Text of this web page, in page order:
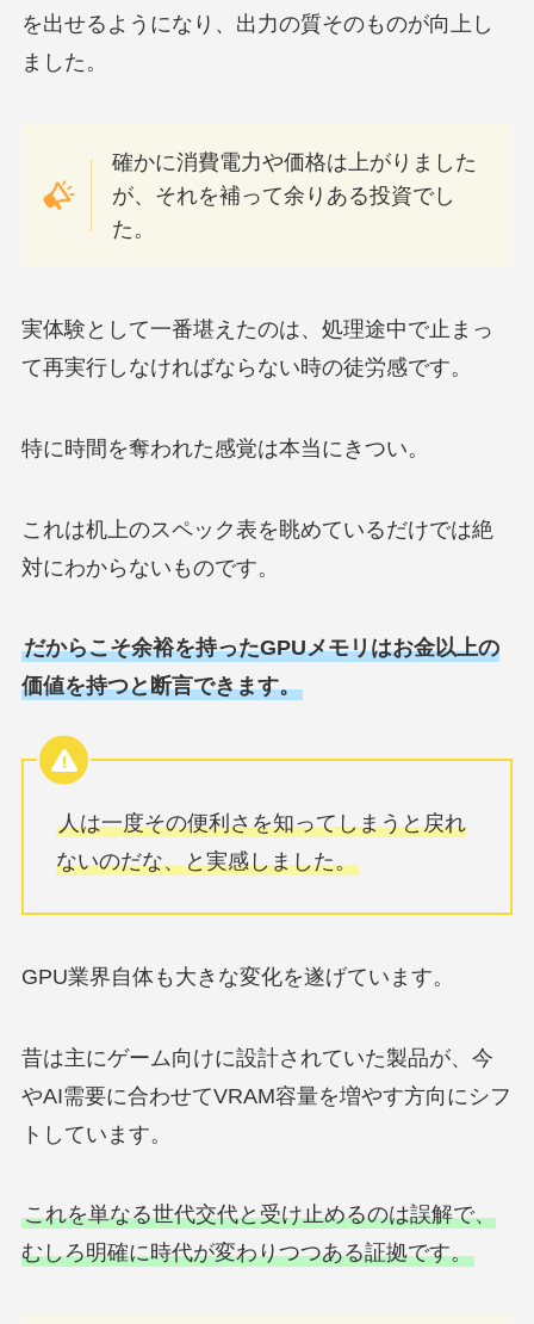
を出せるようになり、出力の質そのものが向上し
ました。
確かに消費電力や価格は上がりました
が、それを補って余りある投資でし
た。
実体験として一番堪えたのは、処理途中で止まっ
て再実行しなければならない時の徒労感です。
特に時間を奪われた感覚は本当にきつい。
これは机上のスペック表を眺めているだけでは絶
対にわからないものです。
だからこそ余裕を持ったGPUメモリはお金以上の
価値を持つと断言できます。
人は一度その便利さを知ってしまうと戻れ
ないのだな、と実感しました。
GPU業界自体も大きな変化を遂げています。
昔は主にゲーム向けに設計されていた製品が、今
やAI需要に合わせてVRAM容量を増やす方向にシフ
トしています。
これを単なる世代交代と受け止めるのは誤解で、
むしろ明確に時代が変わりつつある証拠です。